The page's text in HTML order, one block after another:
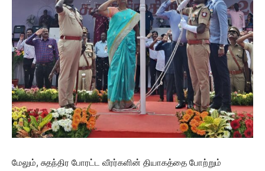
மேலும், சுதந்திர போரட்ட வீரர்களின் தியாகத்தை போற்றும்